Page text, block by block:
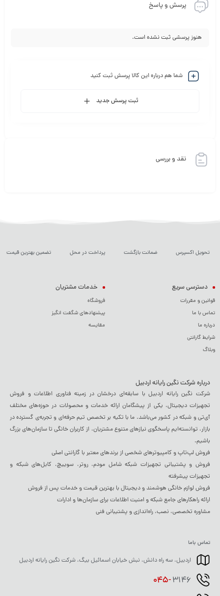
پرسش و پاسخ
هنوز پرسشی ثبت نشده است.
شما هم درباره این کالا پرسش ثبت کنید
ثبت پرسش جدید
نقد و بررسی
تحویل اکسپرس ضمانت بازگشت پرداخت در محل تضمین بهترین قیمت
دسترسی سریع
قوانین و مقررات
تماس با ما
درباره ما
شرایط گارانتی
وبلاگ
خدمات مشتریان
فروشگاه
پیشنهادهای شگفت انگیز
مقایسه
درباره شرکت نگین رایانه اردبیل
شرکت نگین رایانه اردبیل با سابقه‌ای درخشان در زمینه فناوری اطلاعات و فروش
تجهیزات دیجیتال، یکی از پیشگامان ارائه خدمات و محصولات در حوزه‌های مختلف
آی‌تی و شبکه در کشور می‌باشد. ما با تکیه بر تخصص تیم حرفه‌ای و تجربه‌ی گسترده در
بازار، توانسته‌ایم پاسخگوی نیازهای متنوع مشتریان، از کاربران خانگی تا سازمان‌های بزرگ
باشیم.
فروش لپ‌تاپ و کامپیوترهای شخصی از برندهای معتبر با گارانتی اصلی
فروش و پشتیبانی تجهیزات شبکه شامل مودم، روتر، سوییچ، کابل‌های شبکه و
تجهیزات پیشرفته
فروش لوازم خانگی هوشمند و دیجیتال با بهترین قیمت و خدمات پس از فروش
ارائه راهکارهای جامع شبکه و امنیت اطلاعات برای سازمان‌ها و ادارات
مشاوره تخصصی، نصب، راه‌اندازی و پشتیبانی فنی
تماس باما
اردبیل، سه راه دانش، نبش خیابان اسمائیل بیگ، شرکت نگین رایانه اردبیل
045-3146